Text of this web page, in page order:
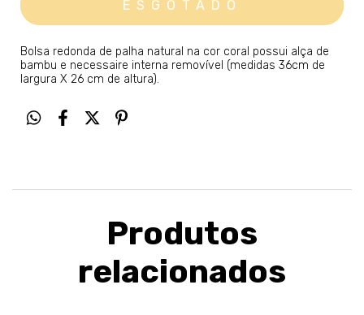
Bolsa redonda de palha natural na cor coral possui alça de
bambu e necessaire interna removível (medidas 36cm de
largura X 26 cm de altura).
Produtos
relacionados